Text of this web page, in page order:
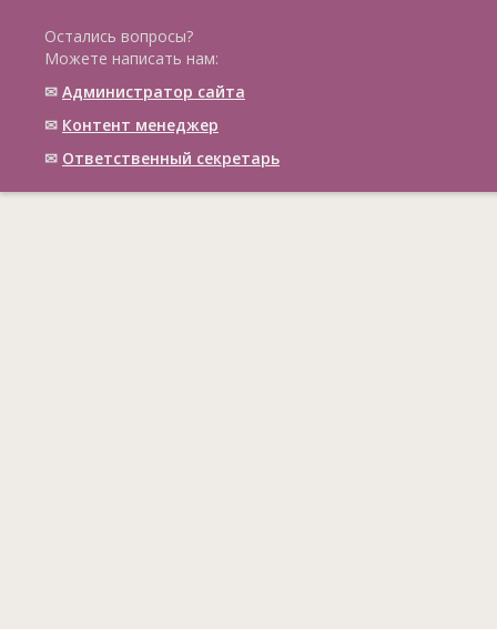
Остались вопросы?
Можете написать нам:
✉ Администратор сайта
✉ Контент менеджер
✉ Ответственный cекретарь